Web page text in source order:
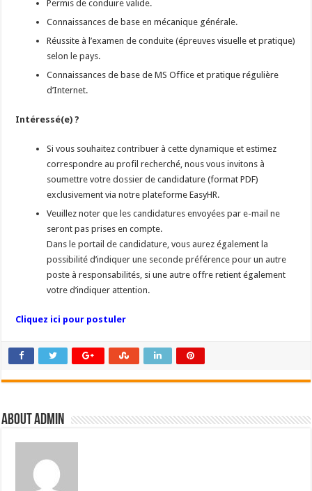
Permis de conduire valide.
Connaissances de base en mécanique générale.
Réussite à l’examen de conduite (épreuves visuelle et pratique)
selon le pays.
Connaissances de base de MS Office et pratique régulière
d’Internet.
Intéressé(e) ?
Si vous souhaitez contribuer à cette dynamique et estimez
correspondre au profil recherché, nous vous invitons à
soumettre votre dossier de candidature (format PDF)
exclusivement via notre plateforme EasyHR.
Veuillez noter que les candidatures envoyées par e-mail ne
seront pas prises en compte.
Dans le portail de candidature, vous aurez également la
possibilité d’indiquer une seconde préférence pour un autre
poste à responsabilités, si une autre offre retient également
votre d’indiquer attention.
Cliquez ici pour postuler
About admin